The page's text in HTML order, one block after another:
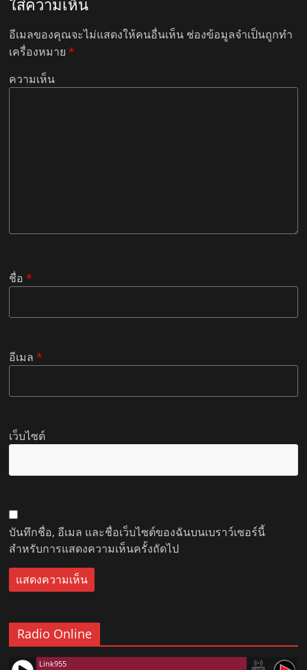
อีเมลของคุณจะไม่แสดงให้คนอื่นเห็น ช่องข้อมูลจำเป็นถูกทำ
เครื่องหมาย*
ความเห็น
ชื่อ*
อีเมล*
เว็บไซต์
บันทึกชื่อ, อีเมล และชื่อเว็บไซต์ของฉันบนเบราว์เซอร์นี้
สำหรับการแสดงความเห็นครั้งถัดไป
Radio Online
Link955